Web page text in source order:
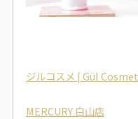
ジルコスメ | Gül
MERCURY 白山店